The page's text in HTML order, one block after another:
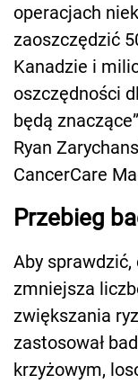
operacjach
zaoszczędzić
Kanadzie i
oszczędności
będą
Ryan
CancerCare
Przebieg
Aby
zmniejsza
zwiększania
zastosował
krzyżowym,